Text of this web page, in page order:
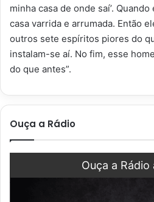
minha casa de onde saí’.
casa varrida e arrumada. Então
outros sete espíritos piores do
instalam-se aí. No fim, esse
do que antes”.
Ouça a Rádio
Ouça a Rádio